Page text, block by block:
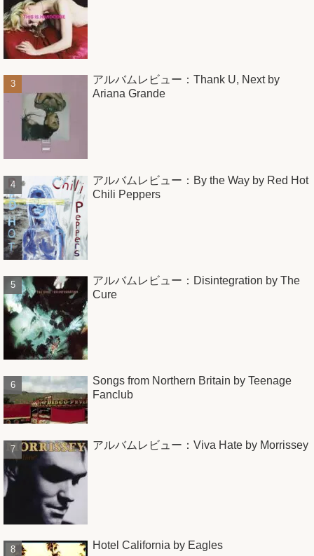
アルバムレビュー：Thank U, Next by
Ariana Grande
アルバムレビュー：By the Way by Red Hot
Chili Peppers
アルバムレビュー：Disintegration by The
Cure
Songs from Northern Britain by Teenage
Fanclub
アルバムレビュー：Viva Hate by Morrissey
Hotel California by Eagles